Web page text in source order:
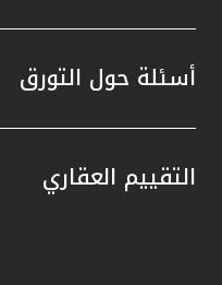
أسئلة حول التورق
التقييم العقاري